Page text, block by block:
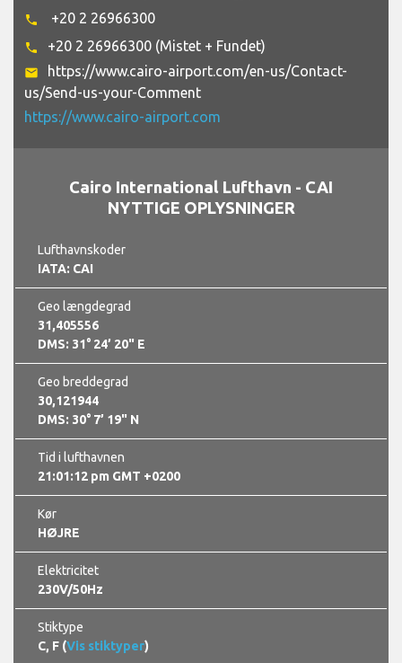
phone +20 2 26966300
phone +20 2 26966300 (Mistet + Fundet)
email
https://www.cairo-airport.com/en-us/Contact-
us/Send-us-your-Comment
https://www.cairo-airport.com
Cairo International Lufthavn - CAI
NYTTIGE OPLYSNINGER
Lufthavnskoder
IATA: CAI
Geo længdegrad
31,405556
DMS: 31° 24’ 20" E
Geo breddegrad
30,121944
DMS: 30° 7’ 19" N
Tid i lufthavnen
21:01:13 pm GMT +0200
Kør
HØJRE
Elektricitet
230V/50Hz
Stiktype
C, F (Vis stiktyper)